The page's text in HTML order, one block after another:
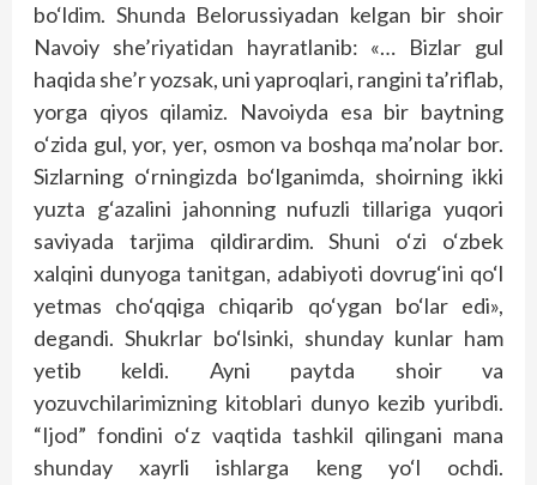
bo‘ldim. Shunda Belorussiyadan kelgan bir shoir
Navoiy she’riyatidan hayratlanib: «… Bizlar gul
haqida she’r yozsak, uni yaproqlari, rangini ta’riflab,
yorga qiyos qilamiz. Navoiyda esa bir baytning
o‘zida gul, yor, yer, osmon va boshqa ma’nolar bor.
Sizlarning o‘rningizda bo‘lganimda, shoirning ikki
yuzta g‘azalini jahonning nufuzli tillariga yuqori
saviyada tarjima qildirardim. Shuni o‘zi o‘zbek
xalqini dunyoga tanitgan, adabiyoti dovrug‘ini qo‘l
yetmas cho‘qqiga chiqarib qo‘ygan bo‘lar edi»,
degandi. Shukrlar bo‘lsinki, shunday kunlar ham
yetib keldi. Ayni paytda shoir va
yozuvchilarimizning kitoblari dunyo kezib yuribdi.
“Ijod” fondini o‘z vaqtida tashkil qilingani mana
shunday xayrli ishlarga keng yo‘l ochdi.